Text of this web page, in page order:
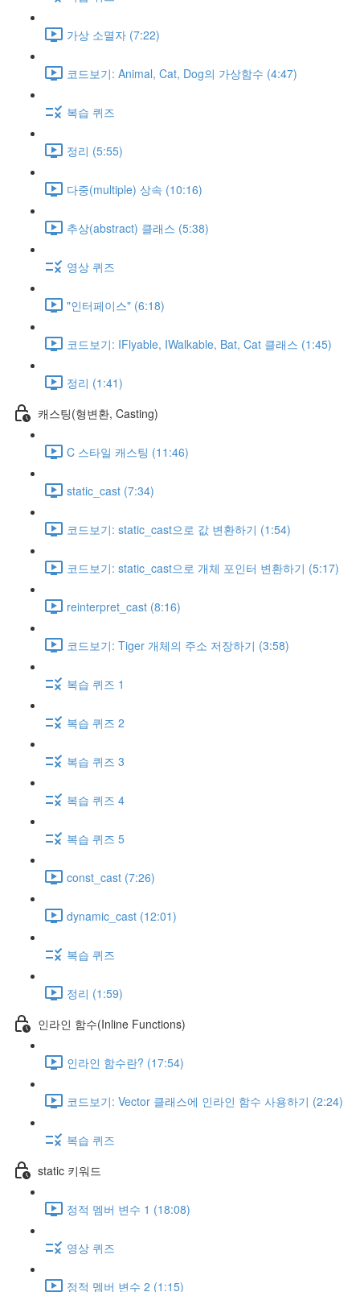
가상 소멸자 (7:22)
코드보기: Animal, Cat, Dog의 가상함수 (4:47)
복습 퀴즈
정리 (5:55)
다중(multiple) 상속 (10:16)
추상(abstract) 클래스 (5:38)
영상 퀴즈
"인터페이스" (6:18)
코드보기: IFlyable, IWalkable, Bat, Cat 클래스 (1:45)
정리 (1:41)
캐스팅(형변환, Casting)
C 스타일 캐스팅 (11:46)
static_cast (7:34)
코드보기: static_cast으로 값 변환하기 (1:54)
코드보기: static_cast으로 개체 포인터 변환하기 (5:17)
reinterpret_cast (8:16)
코드보기: Tiger 개체의 주소 저장하기 (3:58)
복습 퀴즈 1
복습 퀴즈 2
복습 퀴즈 3
복습 퀴즈 4
복습 퀴즈 5
const_cast (7:26)
dynamic_cast (12:01)
복습 퀴즈
정리 (1:59)
인라인 함수(Inline Functions)
인라인 함수란? (17:54)
코드보기: Vector 클래스에 인라인 함수 사용하기 (2:24)
복습 퀴즈
static 키워드
정적 멤버 변수 1 (18:08)
영상 퀴즈
정적 멤버 변수 2 (1:15)